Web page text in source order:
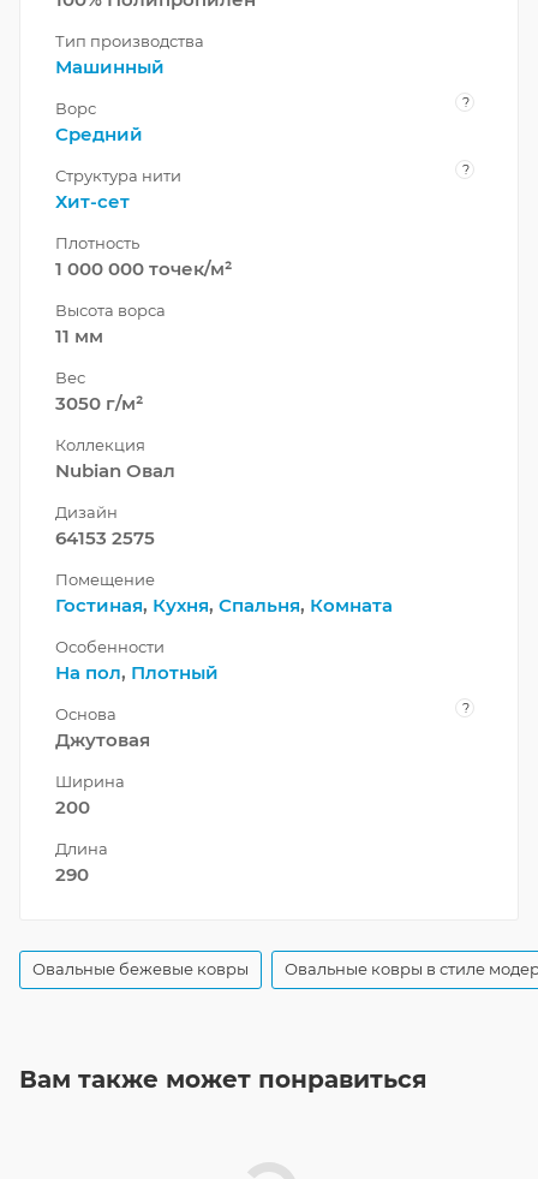
Тип производства
Машинный
Ворс ?
Средний
Структура нити ?
Хит-сет
Плотность
1 000 000 точек/м²
Высота ворса
11 мм
Вес
3050 г/м²
Коллекция
Nubian Овал
Дизайн
64153 2575
Помещение
Гостиная, Кухня, Спальня, Комната
Особенности
На пол, Плотный
Основа ?
Джутовая
Ширина
200
Длина
290
Овальные бежевые ковры Овальные ковры в стиле
Вам также может понравиться